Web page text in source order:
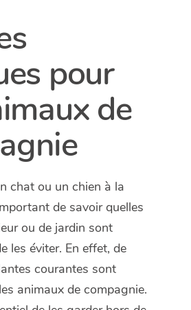
pour
de
chat ou un chien à la
de savoir quelles
ou de jardin sont
les éviter. En effet, de
courantes sont
animaux de compagnie.